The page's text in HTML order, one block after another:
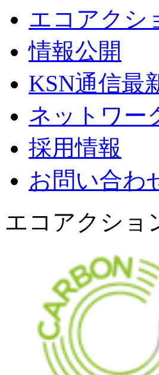
エコアクシ
情報公開
KSN通信最
ネットワー
採用情報
お問い合わ
エコアクショ